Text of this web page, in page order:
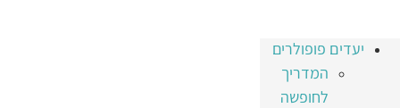
יעדים פופולרים
המדריך
לחופשה